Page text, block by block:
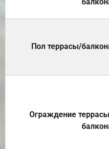
Пол террасы/
Ограждение